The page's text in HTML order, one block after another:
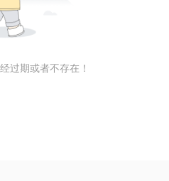
过期或者不存在！